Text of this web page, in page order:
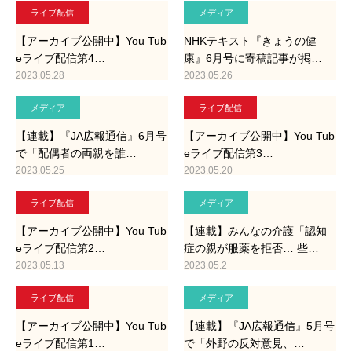
ライブ配信
【アーカイブ公開中】You Tub
eライブ配信第4…
2023.05.28
メディア
NHKテキスト『きょうの健
康』6月号に寄稿記事が掲…
2023.05.26
メディア
【連載】『JA広報通信』6月号
で「配偶者の両親を誰…
2023.05.25
ライブ配信
【アーカイブ公開中】You Tub
eライブ配信第3…
2023.05.20
ライブ配信
【アーカイブ公開中】You Tub
eライブ配信第2…
2023.05.13
メディア
【連載】みんなの介護「認知
症の親が服薬を拒否… 些…
2023.05.2
ライブ配信
【アーカイブ公開中】You Tub
eライブ配信第1…
メディア
【連載】『JA広報通信』5月号
で「外野の反対意見、…